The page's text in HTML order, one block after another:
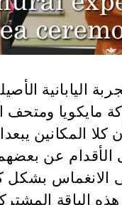
اليابانية
مايكويا ومتحف
كلا المكانين
عن
الانغماس
هذه الباقة